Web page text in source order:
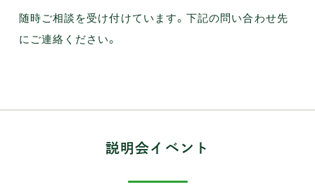
随時ご相談を受け付けています。下記の問い合わせ先
にご連絡ください。
説明会イベント